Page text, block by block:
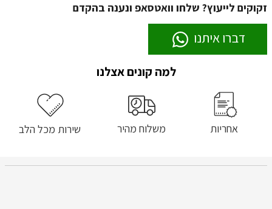
זקוקים לייעוץ? שלחו וואטסאפ ונענה בהקדם
דברו איתנו
למה קונים אצלנו
אחריות משלוח מהיר שירות מכל הלב